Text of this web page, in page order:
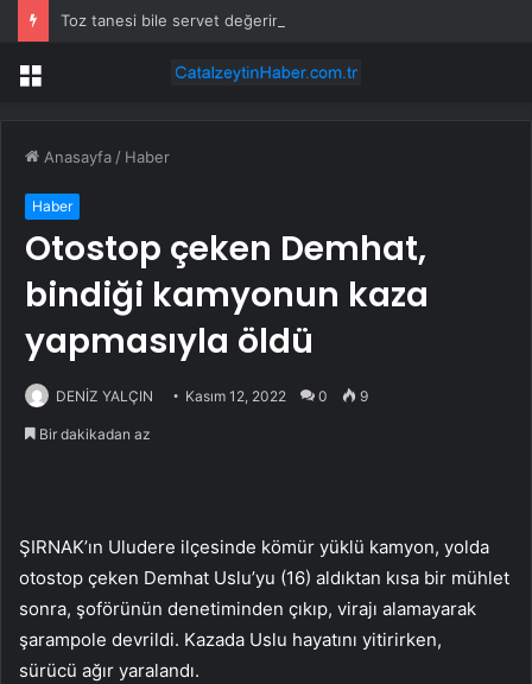
Menü
Anasayfa / Haber
Haber
Otostop çeken Demhat,
bindiği kamyonun kaza
yapmasıyla öldü
DENİZ YALÇIN Kasım 12, 2022 0 9
Bir dakikadan az
ŞIRNAK’ın Uludere ilçesinde kömür yüklü kamyon, yolda
otostop çeken Demhat Uslu’yu (16) aldıktan kısa bir mühlet
sonra, şoförünün denetiminden çıkıp, virajı alamayarak
şarampole devrildi. Kazada Uslu hayatını yitirirken,
sürücü ağır yaralandı.